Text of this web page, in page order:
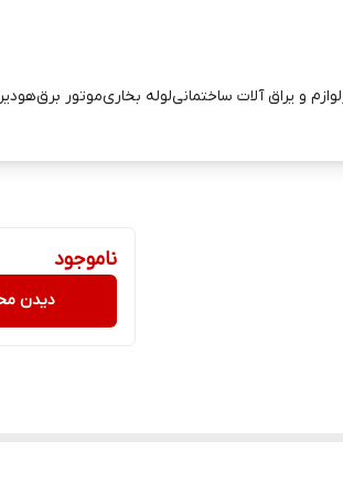
لوازم و یراق آلات ساختمانیلوله بخاریموتور برقهود
ناموجود
دیدن